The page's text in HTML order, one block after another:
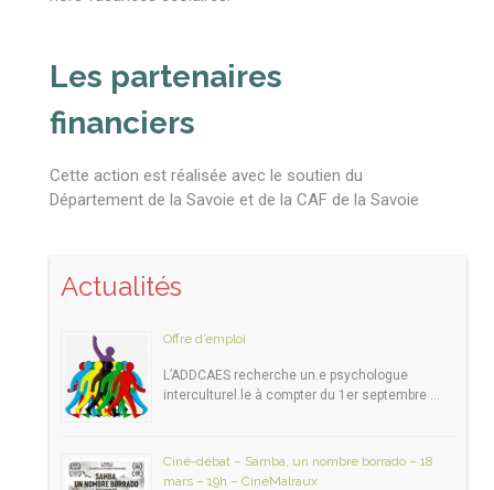
Les partenaires
financiers
Cette action est réalisée avec le soutien du
Département de la Savoie et de la CAF de la Savoie
Actualités
Offre d’emploi
L’ADDCAES recherche un.e psychologue
interculturel.le à compter du 1er septembre …
Ciné-débat – Samba, un nombre borrado – 18
mars – 19h – CinéMalraux